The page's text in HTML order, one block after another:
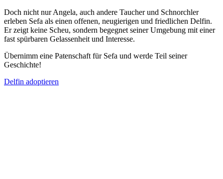
Doch nicht nur Angela, auch andere Taucher und Schnorchler
erleben Sefa als einen offenen, neugierigen und friedlichen Delfin.
Er zeigt keine Scheu, sondern begegnet seiner Umgebung mit einer
fast spürbaren Gelassenheit und Interesse.
Übernimm eine Patenschaft für Sefa und werde Teil seiner
Geschichte!
Delfin adoptieren